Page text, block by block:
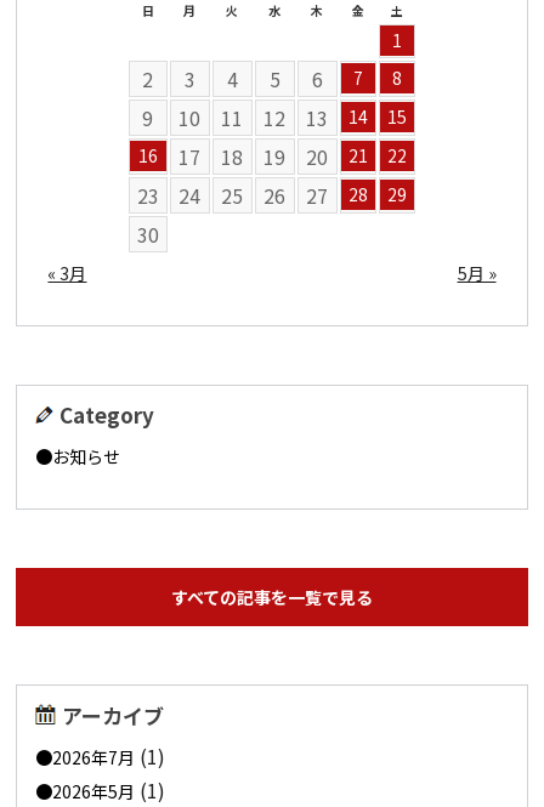
日 月 火 水 木 金 土
1
2 3 4 5 6 7 8
9 10 11 12 13 14
15
16
17 18 19 20 21 22
23 24 25 26 27 28 29
30
« 3月 5月 »
Category
お知らせ
すべての記事を一覧で見る
アーカイブ
2026年7月 (1)
2026年5月 (1)